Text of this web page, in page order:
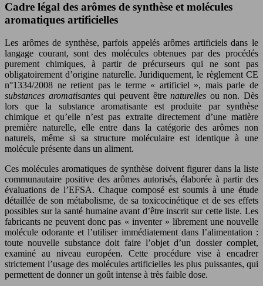
Cadre légal des arômes de synthèse et molécules
aromatiques artificielles
Les arômes de synthèse, parfois appelés arômes artificiels dans le
langage courant, sont des molécules obtenues par des procédés
purement chimiques, à partir de précurseurs qui ne sont pas
obligatoirement d’origine naturelle. Juridiquement, le règlement CE
n°1334/2008 ne retient pas le terme « artificiel », mais parle de
substances aromatisantesqui peuvent êtrenaturelles ou non. Dès
lors que la substance aromatisante est produite par synthèse
chimique et qu’elle n’est pas extraite directement d’une matière
première naturelle, elle entre dans la catégorie des arômes non
naturels, même si sa structure moléculaire est identique à une
molécule présente dans un aliment.
Ces molécules aromatiques de synthèse doivent figurer dans la liste
communautaire positive des arômes autorisés, élaborée à partir des
évaluations de l’EFSA. Chaque composé est soumis à une étude
détaillée de son métabolisme, de sa toxicocinétique et de ses effets
possibles sur la santé humaine avant d’être inscrit sur cette liste. Les
fabricants ne peuvent donc pas « inventer » librement une nouvelle
molécule odorante et l’utiliser immédiatement dans l’alimentation :
toute nouvelle substance doit faire l’objet d’un dossier complet,
examiné au niveau européen. Cette procédure vise à encadrer
strictement l’usage des molécules artificielles les plus puissantes, qui
permettent de donner un goût intense à très faible dose.